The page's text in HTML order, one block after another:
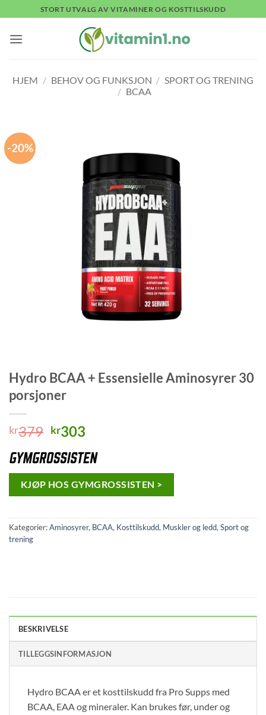
to
content
STORT UTVALG AV VITAMINER OG KOSTTILSKUDD
HJEM / BEHOV OG FUNKSJON / SPORT OG TRENING
/ BCAA
-20%
Hydro BCAA + Essensielle Aminosyrer 30
porsjoner
kr379 Opprinnelig
var:
kr379.
kr303
er:
kr303.
KJØP HOS GYMGROSSISTEN >
Kategorier:Aminosyrer, BCAA, Kosttilskudd, Muskler og ledd,Sport og
trening
BESKRIVELSE
TILLEGGSINFORMASJON
Hydro BCAA er et kosttilskudd fra Pro Supps med
BCAA, EAA og mineraler. Kan brukes før, under og